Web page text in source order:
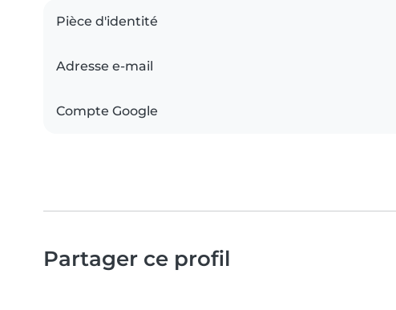
Pièce d'identité
Adresse e-mail
Compte Google
Partager ce profil